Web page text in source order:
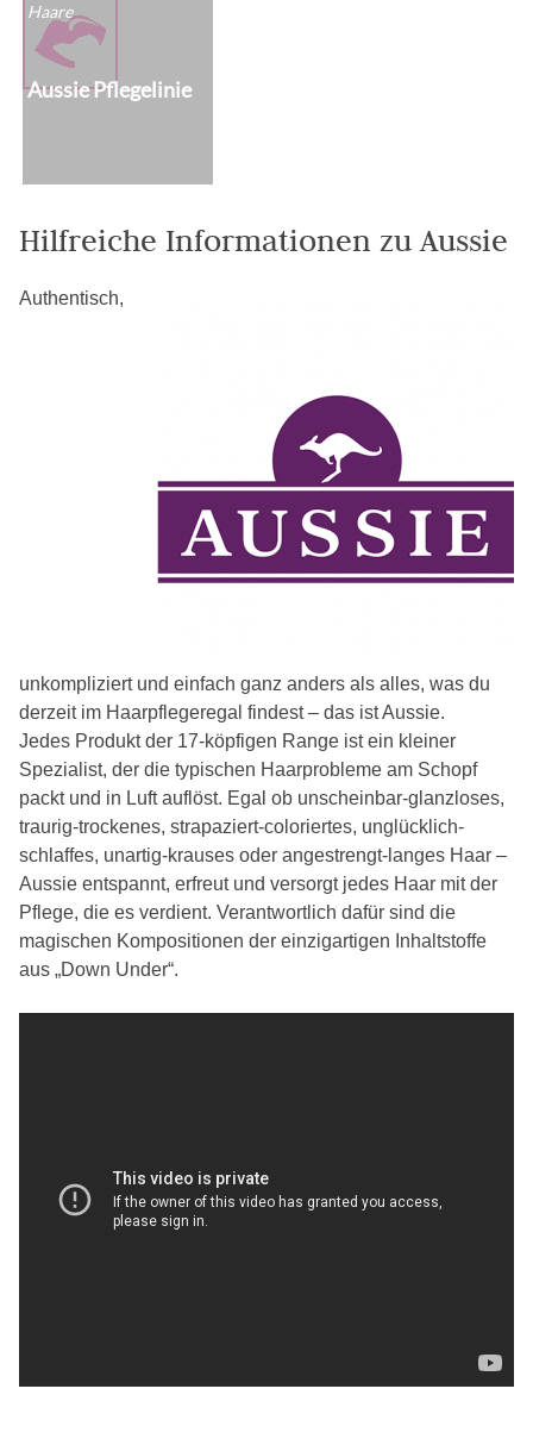
Haare
Aussie Pflegelinie
Hilfreiche Informationen zu Aussie
Authentisch,
unkompliziert und einfach ganz anders als alles, was du
derzeit im Haarpflegeregal findest – das ist Aussie.
Jedes Produkt der 17-köpfigen Range ist ein kleiner
Spezialist, der die typischen Haarprobleme am Schopf
packt und in Luft auflöst. Egal ob unscheinbar-glanzloses,
traurig-trockenes, strapaziert-coloriertes, unglücklich-
schlaffes, unartig-krauses oder angestrengt-langes Haar –
Aussie entspannt, erfreut und versorgt jedes Haar mit der
Pflege, die es verdient. Verantwortlich dafür sind die
magischen Kompositionen der einzigartigen Inhaltstoffe
aus „Down Under“.